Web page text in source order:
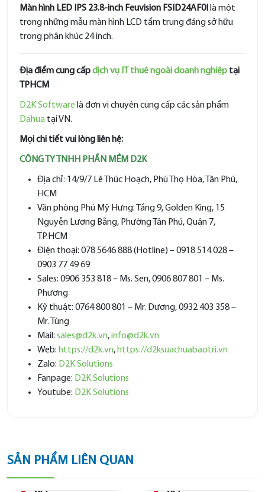
Màn hình LED IPS 23.8-inch Feuvision FSID24AF0I là một
trong những mẫu màn hình LCD tầm trung đáng sở hữu
trong phân khúc 24 inch.
Địa điểm cung cấpdịch vụ IT thuê ngoài doanh nghiệp tại
TPHCM
D2K Software là đơn vị chuyên cung cấp các sản phẩm
Dahua tại VN.
Mọi chi tiết vui lòng liên hệ:
CÔNG TY TNHH PHẦN MỀM D2K
Địa chỉ: 14/9/7 Lê Thúc Hoạch, Phú Thọ Hòa, Tân Phú,
HCM
Văn phòng Phú Mỹ Hưng: Tầng 9, Golden King, 15
Nguyễn Lương Bằng, Phường Tân Phú, Quận 7,
TP.HCM
Điện thoại: 078 5646 888 (Hotline) – 0918 514 028 –
0903 77 49 69
Sales: 0906 353 818 – Ms. Sen, 0906 807 801 – Ms.
Phương
Kỹ thuật: 0764 800 801 – Mr. Dương, 0932 403 358 –
Mr. Tùng
Mail: sales@d2k.vn,info@d2k.vn
Web: https://d2k.vn, https://d2ksuachuabaotri.vn
Zalo: D2K Solutions
Fanpage: D2K Solutions
Youtube: D2K Solutions
SẢN PHẨM LIÊN QUAN